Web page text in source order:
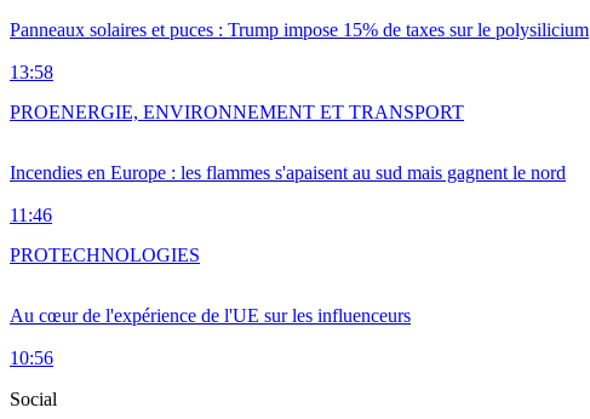
Panneaux solaires et puces : Trump impose 15% de taxes sur le polysilicium
13:58
Incendies en Europe : les flammes s'apaisent au sud mais gagnent le nord
11:46
PROENERGIE, ENVIRONNEMENT ET TRANSPORT
Au cœur de l'expérience de l'UE sur les influenceurs
10:56
PROTECHNOLOGIES
Social